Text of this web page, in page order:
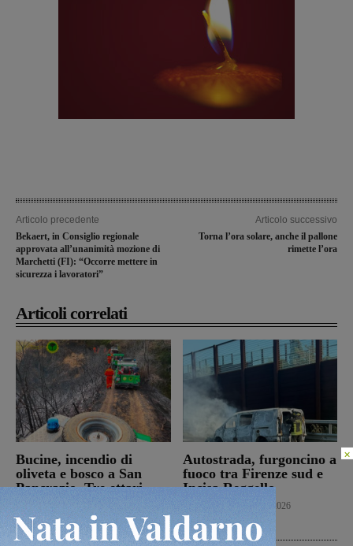
Articolo precedente
Bekaert, in Consiglio regionale
approvata all’unanimità mozione di
Marchetti (FI): “Occorre mettere in
sicurezza i lavoratori”
Articolo successivo
Torna l’ora solare, anche il pallone
rimette l’ora
Articoli correlati
Bucine, incendio di
oliveta e bosco a San
Pancrazio. Tre ettari
Cronaca 7 Agosto 2026
Autostrada, furgoncino a
fuoco tra Firenze sud e
Incisa Reggello
7 Agosto 2026
×